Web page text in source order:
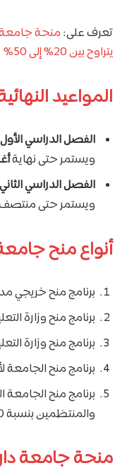
تعرف على:
يتراوح بين 20% إلى 50%
المواعيد
الفصل الدراسي
ويستمر حتى نهاية
الفصل الدراسي
ويستمر حتى
أنواع منح
برنامج منح خريجي
برنامج منح وزارة
برنامج منح وزارة
برنامج منح الجامعة
برنامج منح
والمنتظمين بنسبة 50% و 20% وفق ضوابط محددة.
منحة جامعة